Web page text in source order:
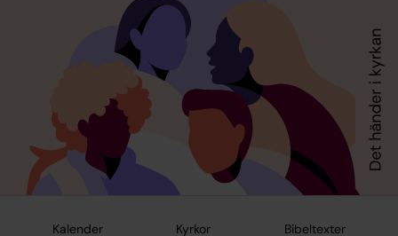
Kalender Kyrkor Bibeltexter